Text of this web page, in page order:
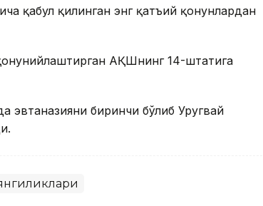
қабул қилинган энг қатъий қонунлардан
АҚШнинг 14-штатига
эвтаназияни биринчи бўлиб Уругвай